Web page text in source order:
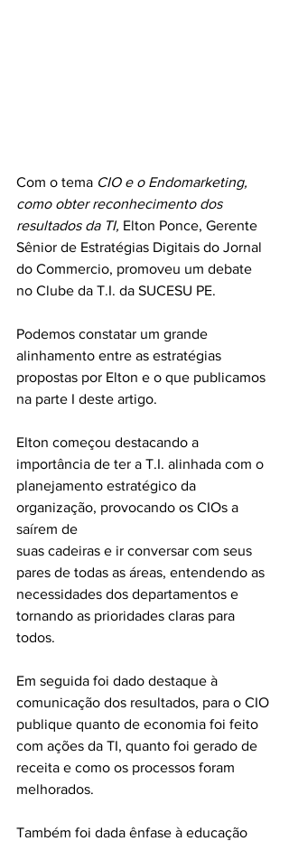
Com o tema CIO e o Endomarketing,
como obter reconhecimento dos
resultados da TI, Elton Ponce, Gerente
Sênior de Estratégias Digitais do Jornal
do Commercio, promoveu um debate
no Clube da T.I. da SUCESU PE.
Podemos constatar um grande
alinhamento entre as estratégias
propostas por Elton e o que publicamos
na parte I deste artigo.
Elton começou destacando a
importância de ter a T.I. alinhada com o
planejamento estratégico da
organização, provocando os CIOs a
saírem de
suas cadeiras e ir conversar com seus
pares de todas as áreas, entendendo as
necessidades dos departamentos e
tornando as prioridades claras para
todos.
Em seguida foi dado destaque à
comunicação dos resultados, para o CIO
publique quanto de economia foi feito
com ações da TI, quanto foi gerado de
receita e como os processos foram
melhorados.
Também foi dada ênfase à educação